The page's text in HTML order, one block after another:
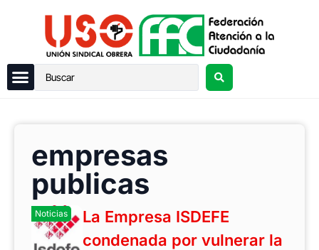
empresas
publicas
Noticias
La Empresa ISDEFE
condenada por vulnerar la